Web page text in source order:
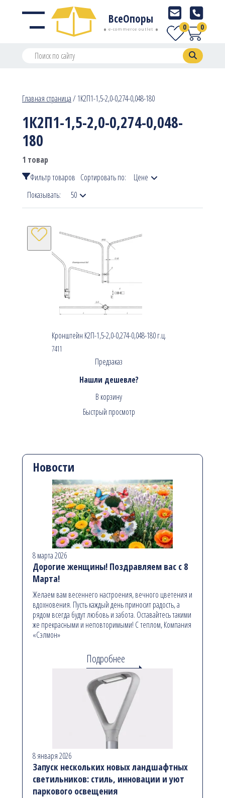
ВсеОпоры
e-commerce outlet 0
0
Главная страница/1К2П1-1,5-2,0-0,274-0,048-180
1К2П1-1,5-2,0-0,274-0,048-
180
1 товар
Фильтр товаров Сортировать по:
Цене
Показывать:
50
Кронштейн К2П-1,5-2,0-0,274-0,048-180 г.ц.
7411
Предзаказ
Нашли дешевле?
В корзину
Быстрый просмотр
Новости
8 марта 2026
Дорогие женщины! Поздравляем вас с 8
Марта!
Желаем вам весеннего настроения, вечного цветения и
вдохновения. Пусть каждый день приносит радость, а
рядом всегда будут любовь и забота. Оставайтесь такими
же прекрасными и неповторимыми! С теплом, Компания
«Сэлмон»
Подробнее
8 января 2026
Запуск нескольких новых ландшафтных
светильников: стиль, инновации и уют
паркового освещения